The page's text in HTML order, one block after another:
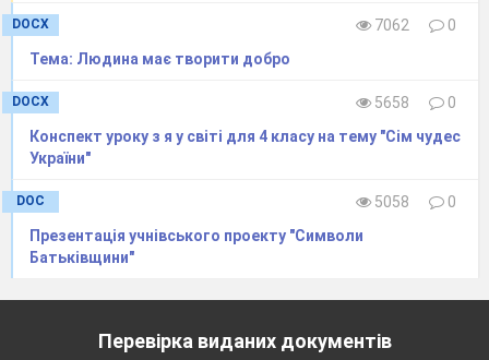
DOCX 7062
0
Тема: Людина має творити добро
DOCX 5658
0
Конспект уроку з я у світі для 4 класу на тему "Сім чудес
України"
DOC 5058
0
Презентація учнівського проекту "Символи
Батьківщини"
Перевірка виданих документів